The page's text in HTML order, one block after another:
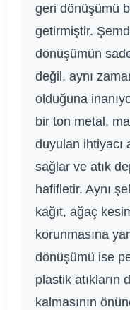
geri dönüşümü
getirmiştir.
dönüşümün
değil, aynı
olduğuna
bir ton metal,
duyulan ihtiyacı
sağlar ve atık
hafifletir. Aynı
kağıt, ağaç
korunmasına
dönüşümü ise
plastik atıkların
kalmasının